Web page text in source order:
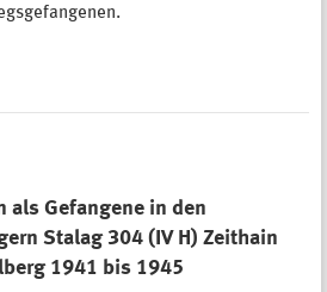
als Gefangene in den
Stalag 304 (IV H) Zeithain
1941 bis 1945